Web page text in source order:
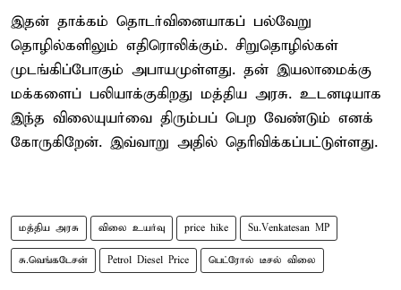
இதன் தாக்கம் தொடர்வினையாகப் பல்வேறு
தொழில்களிலும் எதிரொலிக்கும். சிறுதொழில்கள்
முடங்கிப்போகும் அபாயமுள்ளது. தன் இயலாமைக்கு
மக்களைப் பலியாக்குகிறது மத்திய அரசு. உடனடியாக
இந்த விலையுயர்வை திரும்பப் பெற வேண்டும் எனக்
கோருகிறேன். இவ்வாறு அதில் தெரிவிக்கப்பட்டுள்ளது.
மத்திய அரசு விலை உயர்வு price hike Su.Venkatesan MP
சு.வெங்கடேசன் Petrol Diesel Price பெட்ரோல் டீசல் விலை